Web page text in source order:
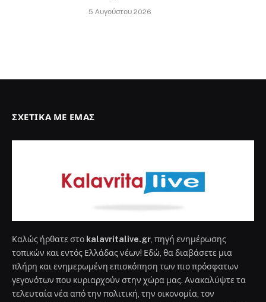
5 Αυγούστου 2026
ΣΧΕΤΙΚΆ ΜΕ ΕΜΆΣ
Καλώς ήρθατε στο kalavritalive.gr , πηγή ενημέρωσης
τοπικών και εντός Ελλάδας νέων! Εδώ, θα διαβάσετε μια
πλήρη και ενημερωμένη επισκόπηση των πιο πρόσφατων
γεγονότων που κυριαρχούν στην χώρα μας. Ανακαλύψτε τα
τελευταία νέα από την πολιτική, την οικονομία, τον